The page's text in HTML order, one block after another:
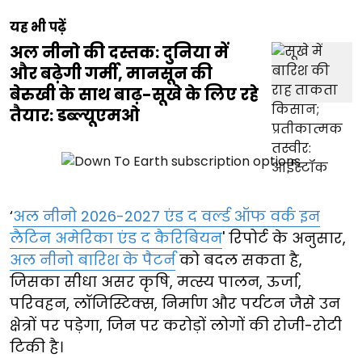
यह भी पढ़ें
अल नीनो की दस्तक: दुनिया में
और बढ़ेगी गर्मी, मानसून की
बेरुखी के साथ बाढ़-सूखे के लिए रहे
तैयार: डब्ल्यूएमओ
‘अल नीनो 2026-2027 एंड द वर्ल्ड ऑफ वर्क इन
लैटिन अमेरिका एंड द कैरिबियन' रिपोर्ट के अनुसार,
अल नीनो बारिश के पैटर्नको बदल सकता है,
जिसका सीधा असर कृषि, मत्स्य पालन, ऊर्जा,
परिवहन, लॉजिस्टिक्स, निर्माण और पर्यटन जैसे उन
क्षेत्रों पर पड़ेगा, जिन पर करोड़ों लोगों की रोजी-रोटी
टिकी है।